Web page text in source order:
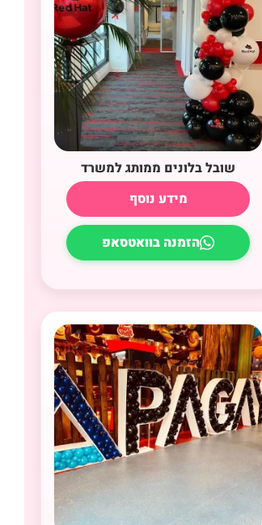
שובל בלונים ממותג למשרד
מידע נוסף
הזמנה בוואטסאפ